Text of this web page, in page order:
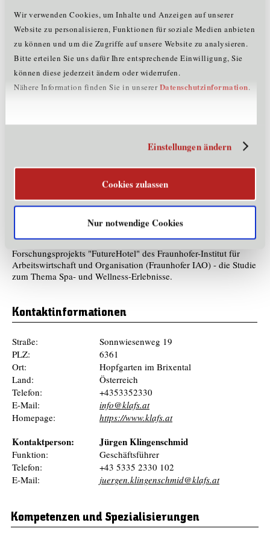
Wir verwenden Cookies, um Inhalte und Anzeigen auf unserer
Website zu personalisieren, Funktionen für soziale Medien anbieten
zu können und um die Zugriffe auf unsere Website zu analysieren.
Bitte erteilen Sie uns dafür Ihre entsprechende Einwilligung, Sie
können diese jederzeit ändern oder widerrufen.
Nähere Information finden Sie in unsererDatenschutzinformation.
Einstellungen ändern
Cookies zulassen
Nur notwendige Cookies
Zu den Referenzobjekten gehören unter anderem der Lanserhof
bei Innsbruck, das Telfer Bad, das Park Hyatt in Wien, die
Alpentherme in Bad Hofgastein, das Hotel Kempinski im Palais
Hansen in Wien, das Hotel Schloss Pichlarn, das Hotel Kitzhof in
der weltbekannten Gamsstadt und das Gradonna Mountain
Resort in Kals am Großglockner, uvm
Niveau. Der Marktführer für private wie gewerbliche Spa-
Angebote verfügt in Österreich über ein flächendeckendes
Vertriebsnetz und setzt mit einem Rundum-Service von der
Inbetriebnahme kompetent Kundenwünsche um.
KLAFS ist seit Beginn Forschungspartner im Rahmen des
Forschungsprojekts "FutureHotel" des Fraunhofer-Institut für
Arbeitswirtschaft und Organisation (Fraunhofer IAO) - die Studie
zum Thema Spa- und Wellness-Erlebnisse.
Kontaktinformationen
Straße:
Sonnwiesenweg 19
PLZ:
6361
Ort:
Hopfgarten im Brixental
Land:
Österreich
Telefon:
+4353352330
E-Mail:
info@klafs.at
Homepage:
https://www.klafs.at
Kontaktperson: Jürgen Klingenschmid
Funktion:
Geschäftsführer
Telefon:
+43 5335 2330 102
E-Mail:
juergen.klingenschmid@klafs.at
Kompetenzen und Spezialisierungen